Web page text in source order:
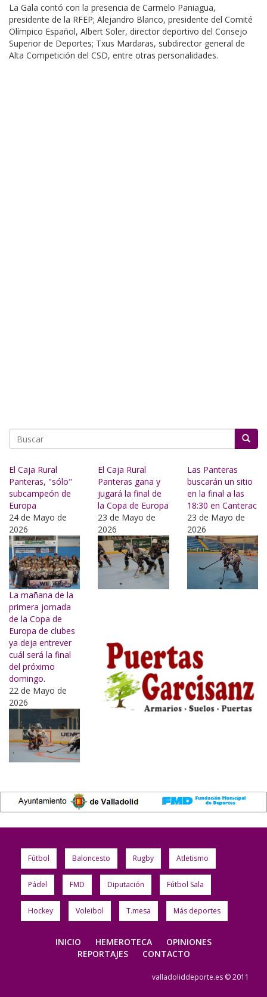
La Gala contó con la presencia de Carmelo Paniagua,
presidente de la RFEP; Alejandro Blanco, presidente del Comité
Olímpico Español, Albert Soler, director deportivo del Consejo
Superior de Deportes; Txus Mardaras, subdirector general de
Alta Competición del CSD, entre otras personalidades.
El Caja Rural
Panteras, "sólo"
subcampeón de
Europa
24 de Mayo de
2026
El Caja Rural
Panteras gana y
jugará la final de
la Copa de Europa
23 de Mayo de
2026
Las Panteras
buscarán un sitio
en la final a las
18:30 en Canterac
23 de Mayo de
2026
La mañana de la
primera jornada
de la Copa de
Europa de clubes
ya deja entrever
cuál será la final
del próximo
domingo.
22 de Mayo de
2026
Fútbol Baloncesto Rugby Atletismo
Pádel FMD Diputación Fútbol Sala
Hockey Voleibol T.mesa Más deportes
INICIO HEMEROTECA
OPINIONES
REPORTAJES
CONTACTO
valladoliddeporte.es © 2011